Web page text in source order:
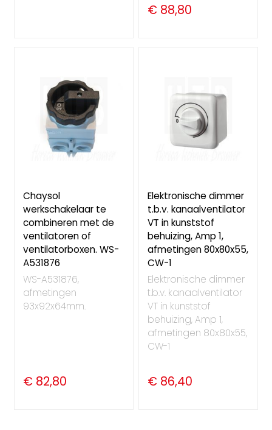
€ 88,80
Chaysol
werkschakelaar te
combineren met de
ventilatoren of
ventilatorboxen. WS-
A531876
WS-A531876,
afmetingen
93x92x64mm.
€ 82,80
Elektronische dimmer
t.b.v. kanaalventilator
VT in kunststof
behuizing, Amp 1,
afmetingen 80x80x55,
CW-1
Elektronische dimmer
t.b.v. kanaalventilator
VT in kunststof
behuizing, Amp 1,
afmetingen 80x80x55,
CW-1
€ 86,40